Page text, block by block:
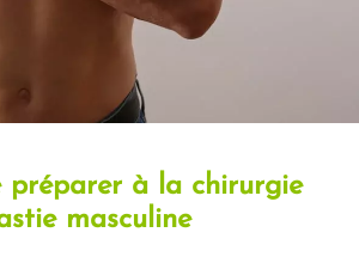
préparer à la chirurgie
masculine